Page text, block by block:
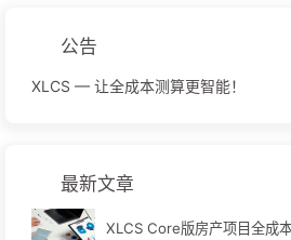
公告
XLCS — 让全成本测算更智能！
最新文章
XLCS Core版房产项目全成